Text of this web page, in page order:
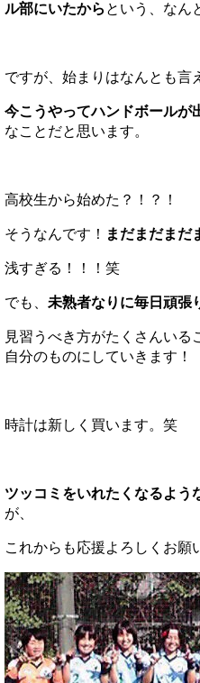
ル部にいたから という、なん
ですが、始まりはなんとも言
今こうやってハンドボールが
なことだと思います。
高校生から始めた？！？！
そうなんです！ まだまだまだ
浅すぎる！！！笑
でも、 未熟者なりに毎日頑張
見習うべき方がたくさんいる
自分のものにしていきます！
時計は新しく買います。笑
ツッコミをいれたくなるよう
が、
これからも応援よろしくお願